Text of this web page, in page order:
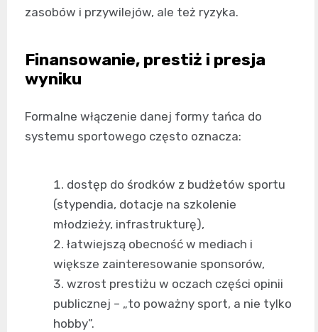
zasobów i przywilejów, ale też ryzyka.
Finansowanie, prestiż i presja
wyniku
Formalne włączenie danej formy tańca do
systemu sportowego często oznacza:
dostęp do środków z budżetów sportu
(stypendia, dotacje na szkolenie
młodzieży, infrastrukturę),
łatwiejszą obecność w mediach i
większe zainteresowanie sponsorów,
wzrost prestiżu w oczach części opinii
publicznej – „to poważny sport, a nie tylko
hobby”.